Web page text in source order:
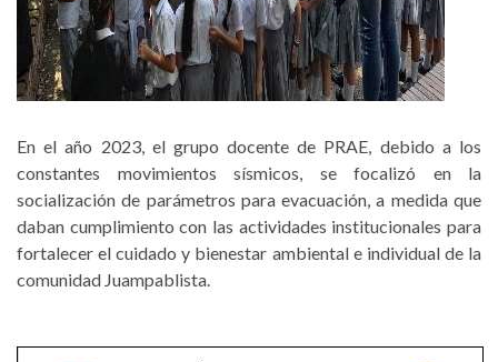
En el año 2023, el grupo docente de PRAE, debido a los
constantes movimientos sísmicos, se focalizó en la
socialización de parámetros para evacuación, a medida que
daban cumplimiento con las actividades institucionales para
fortalecer el cuidado y bienestar ambiental e individual de la
comunidad Juampablista.